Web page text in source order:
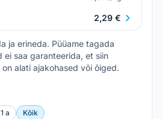
2,29 €
ja erineda. Püüame tagada
ei saa garanteerida, et siin
alati ajakohased või õiged.
1 a Kõik